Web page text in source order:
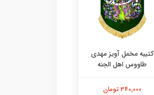
کتیبه مخمل آویز مهدی
طاووس اهل الجنه
340,000 تومان